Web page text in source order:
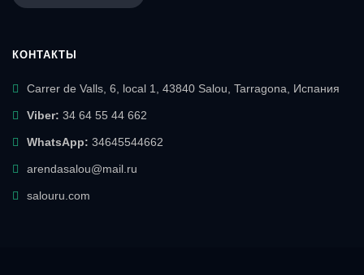
КОНТАКТЫ
Carrer de Valls, 6, local 1, 43840 Salou, Tarragona, Испания
Viber: 34 64 55 44 662
WhatsApp: 34645544662
arendasalou@mail.ru
salouru.com